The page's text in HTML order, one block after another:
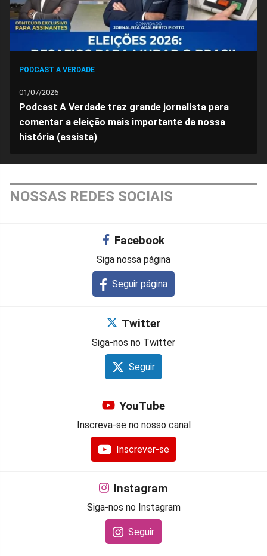
PODCAST A VERDADE
01/07/2026
Podcast A Verdade traz grande jornalista para
comentar a eleição mais importante da nossa
história (assista)
NOSSAS REDES SOCIAIS
Facebook
Siga nossa página
Seguir página
Twitter
Siga-nos no Twitter
Seguir
YouTube
Inscreva-se no nosso canal
Inscrever-se
Instagram
Siga-nos no Instagram
Seguir